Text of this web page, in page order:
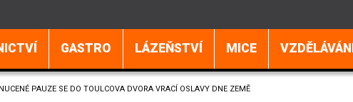
GASTRO LÁZEŇSTVÍ MICE VZDĚLÁVÁNÍ
PAUZE SE DO TOULCOVA DVORA VRACÍ OSLAVY DNE ZEMĚ